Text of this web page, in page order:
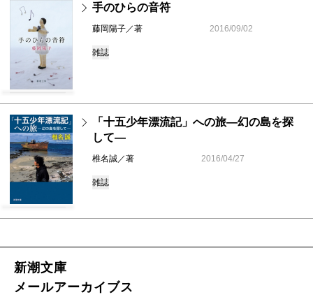
手のひらの音符
藤岡陽子／著 2016/09/02
雑誌
「十五少年漂流記」への旅―幻の島を探
して―
椎名誠／著 2016/04/27
雑誌
新潮文庫
メールアーカイブス